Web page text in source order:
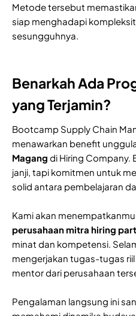
Metode tersebut
siap menghadapi
sesungguhnya.
Benarkah Ada
yang Terjamin?
Bootcamp Supply Chain
menawarkan benefit
Magang di Hiring Company.
janji, tapi komitmen untuk
solid antara pembelajaran
Kami akan
perusahaan mitra hiring
minat dan kompetensi.
mengerjakan tugas-tugas
mentor dari perusahaan
Pengalaman langsung ini